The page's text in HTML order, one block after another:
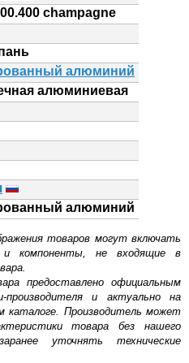
champagne
алюминий
алюминиевая
алюминий
товаров могут включать
и компоненты, не входящие в
предоставлено официальным
производителя и актуально на
каталоге. Производитель может
товара без нашего
уточнять технические